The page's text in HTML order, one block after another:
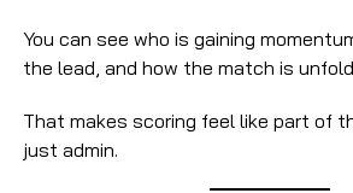
You can see who is gaining
the lead, and how the match is
That makes scoring feel like part of
just admin.